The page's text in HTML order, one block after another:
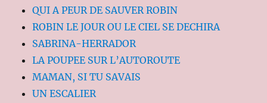
QUI A PEUR DE SAUVER ROBIN
ROBIN LE JOUR OU LE CIEL SE DECHIRA
SABRINA-HERRADOR
LA POUPEE SUR L’AUTOROUTE
MAMAN, SI TU SAVAIS
UN ESCALIER